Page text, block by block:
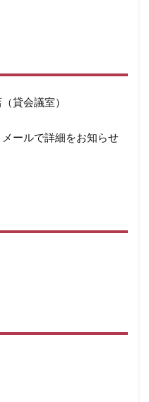
貸会議室）
ールで詳細をお知らせ